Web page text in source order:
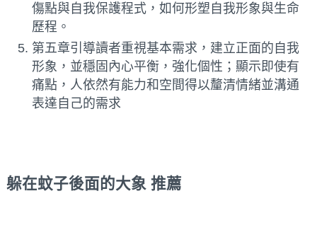
傷點與自我保護程式，如何形塑自我形象與生命
歷程。
第五章引導讀者重視基本需求，建立正面的自我
形象，並穩固內心平衡，強化個性；顯示即使有
痛點，人依然有能力和空間得以釐清情緒並溝通
表達自己的需求
躲在蚊子後面的大象推薦